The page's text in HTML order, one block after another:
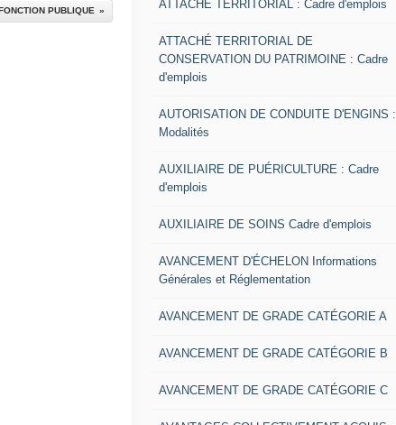
PUBLIQUE
ATTACHÉ TERRITORIAL : Cadre d'emplois
ATTACHÉ TERRITORIAL DE
CONSERVATION DU PATRIMOINE : Cadre
d'emplois
AUTORISATION DE CONDUITE D'ENGINS :
Modalités
AUXILIAIRE DE PUÉRICULTURE : Cadre
d'emplois
AUXILIAIRE DE SOINS Cadre d'emplois
AVANCEMENT D'ÉCHELON Informations
Générales et Réglementation
AVANCEMENT DE GRADE CATÉGORIE A
AVANCEMENT DE GRADE CATÉGORIE B
AVANCEMENT DE GRADE CATÉGORIE C